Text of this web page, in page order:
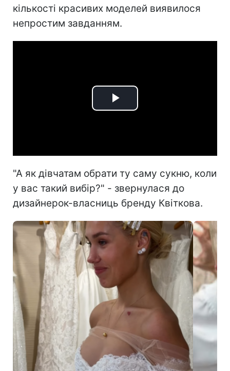
кількості красивих моделей виявилося
непростим завданням.
Play
"А як дівчатам обрати ту саму сукню, коли
у вас такий вибір?" - звернулася до
дизайнерок-власниць бренду Квіткова.